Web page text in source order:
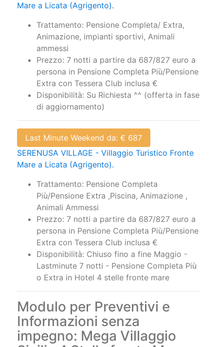
Mare a Licata (Agrigento).
Trattamento: Pensione Completa/ Extra,
Animazione, impianti sportivi, Animali
ammessi
Prezzo: 7 notti a partire da 687/827 euro a
persona in Pensione Completa Più/Pensione
Extra con Tessera Club inclusa €
Disponibilità: Su Richiesta ^^ (offerta in fase
di aggiornamento)
Last Minute Weekend da: € 687
SERENUSA VILLAGE - Villaggio Turistico Fronte
Mare a Licata (Agrigento).
Trattamento: Pensione Completa
Più/Pensione Extra ,Piscina, Animazione ,
Animali Ammessi
Prezzo: 7 notti a partire da 687/827 euro a
persona in Pensione Completa Più/Pensione
Extra con Tessera Club inclusa €
Disponibilità: Chiuso fino a fine Maggio -
Lastminute 7 notti - Pensione Completa Più
o Extra in Hotel 4 stelle fronte mare
Modulo per Preventivi e
Informazioni senza
impegno: Mega Villaggio